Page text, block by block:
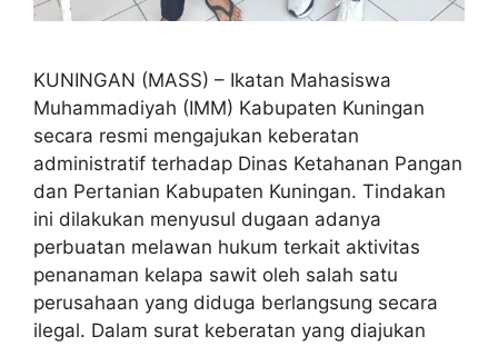
KUNINGAN (MASS) – Ikatan Mahasiswa
Muhammadiyah (IMM) Kabupaten Kuningan
secara resmi mengajukan keberatan
administratif terhadap Dinas Ketahanan Pangan
dan Pertanian Kabupaten Kuningan. Tindakan
ini dilakukan menyusul dugaan adanya
perbuatan melawan hukum terkait aktivitas
penanaman kelapa sawit oleh salah satu
perusahaan yang diduga berlangsung secara
ilegal. Dalam surat keberatan yang diajukan